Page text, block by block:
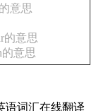
意思
的意思
的意思
语词汇在线翻译